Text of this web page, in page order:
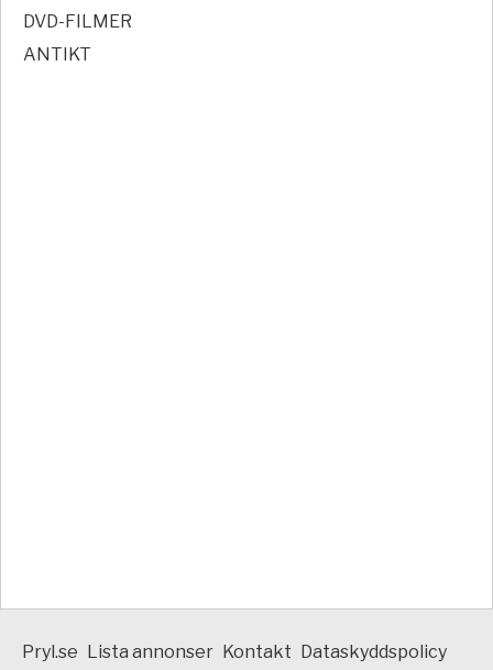
DVD-FILMER
ANTIKT
Pryl.se Lista annonser Kontakt Dataskyddspolicy